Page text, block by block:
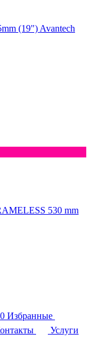
(19") Avantech
530 mm
0 Избранные
Услуги